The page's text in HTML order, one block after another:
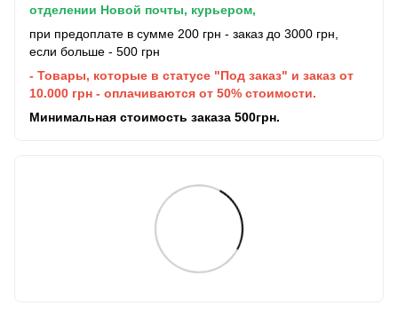
отделении Новой почты, курьером,
при предоплате в сумме 200 грн - заказ до 3000 грн,
если больше - 500 грн
- Товары, которые в статусе "Под заказ" и заказ от
10.000 грн - оплачиваются от 50% стоимости.
Минимальная стоимость заказа 500грн.